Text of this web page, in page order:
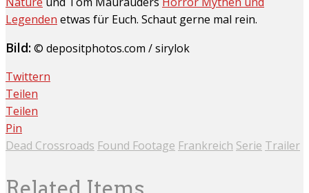
Legenden etwas für Euch. Schaut gerne mal rein.
Bild: © depositphotos.com / sirylok
Twittern
Teilen
Teilen
Pin
Dead Crossroads Found Footage Frankreich Serie Trailer